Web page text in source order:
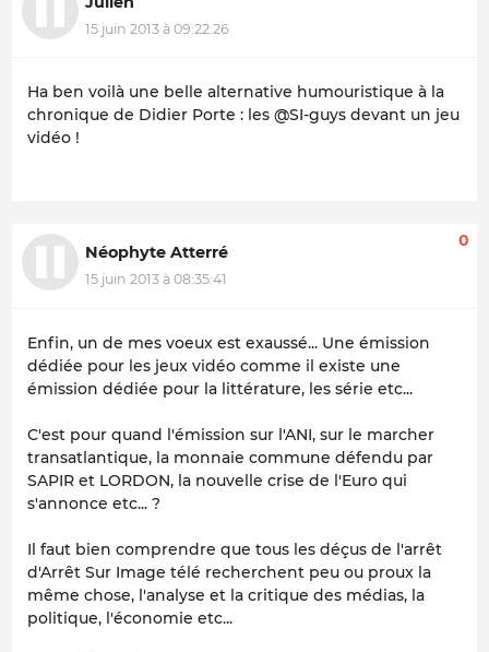
15 juin 2013 à 09:22:26
Ha ben voilà une belle alternative humouristique à la
chronique de Didier Porte : les @SI-guys devant un jeu
vidéo !
Néophyte Atterré
15 juin 2013 à 08:35:41
0
Enfin, un de mes voeux est exaussé... Une émission
dédiée pour les jeux vidéo comme il existe une
émission dédiée pour la littérature, les série etc...
C'est pour quand l'émission sur l'ANI, sur le marcher
transatlantique, la monnaie commune défendu par
SAPIR et LORDON, la nouvelle crise de l'Euro qui
s'annonce etc... ?
Il faut bien comprendre que tous les déçus de l'arrêt
d'Arrêt Sur Image télé recherchent peu ou proux la
même chose, l'analyse et la critique des médias, la
politique, l'économie etc...